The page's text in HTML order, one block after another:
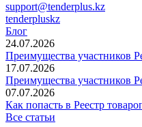
support@tenderplus.kz
tenderpluskz
Блог
24.07.2026
Преимущества участников
17.07.2026
Преимущества участников
07.07.2026
Как попасть в Реестр
Все статьи